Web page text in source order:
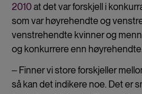
2010at det var forskjell i
som var høyrehendte og
venstrehendte kvinner og menn
og konkurrere enn
‒ Finner vi store forskjeller
så kan det indikere noe. Det er